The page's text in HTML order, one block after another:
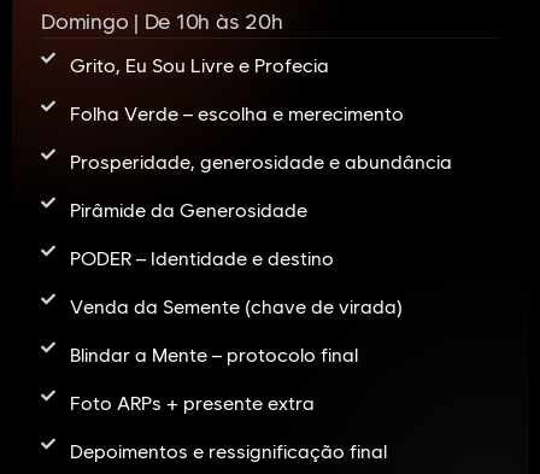
Domingo | De 10h às 20h
Grito, Eu Sou Livre e Profecia
Folha Verde – escolha e merecimento
Prosperidade, generosidade e abundância
Pirâmide da Generosidade
PODER – Identidade e destino
Venda da Semente (chave de virada)
Blindar a Mente – protocolo final
Foto ARPs + presente extra
Depoimentos e ressignificação final